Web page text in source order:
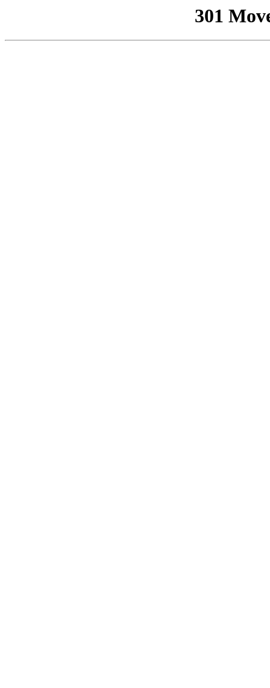
301